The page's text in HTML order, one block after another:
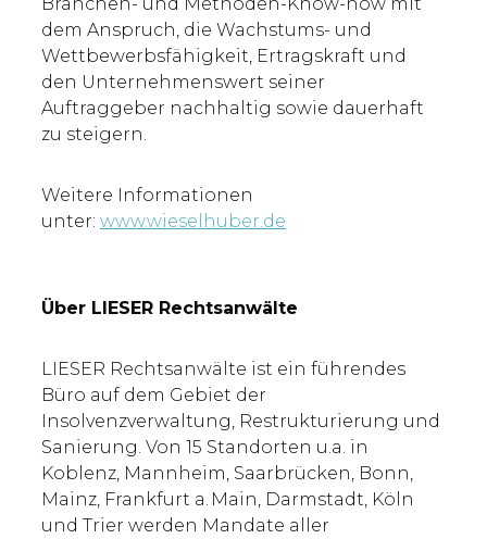
dem Anspruch, die Wachstums- und
Wettbewerbsfähigkeit, Ertragskraft und
den Unternehmenswert seiner
Auftraggeber nachhaltig sowie dauerhaft
zu steigern.
Weitere Informationen
unter: www.wieselhuber.de
Über LIESER Rechtsanwälte
LIESER Rechtsanwälte ist ein führendes
Büro auf dem Gebiet der
Insolvenzverwaltung, Restrukturierung und
Sanierung. Von 15 Standorten u.a. in
Koblenz, Mannheim, Saarbrücken, Bonn,
Mainz, Frankfurt a. Main, Darmstadt, Köln
und Trier werden Mandate aller